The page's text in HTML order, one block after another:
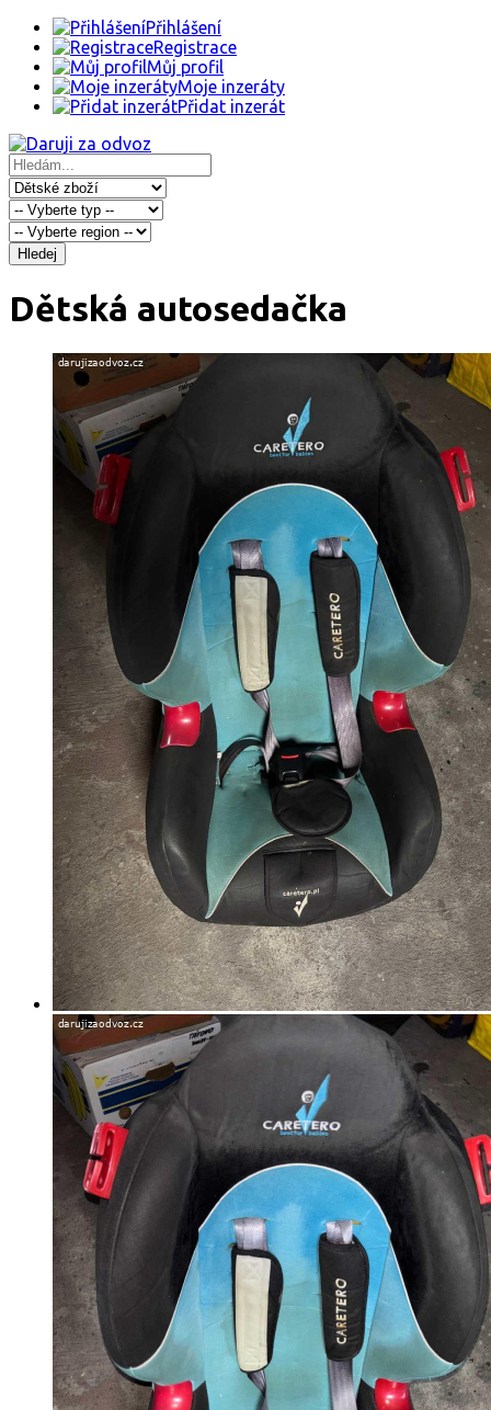
Přihlášení
Registrace
Můj profil
Moje inzeráty
Přidat inzerát
Hledej
Dětská autosedačka